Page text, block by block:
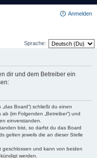
Anmelden
Sprache:
dir und dem Betreiber ein
„das Board“) schließt du einen
(im Folgenden „Betreiber“) und
einverstanden.
bist, so darfst du das Board
gelten jeweils die an dieser Stelle
geschlossen und kann von beiden
werden.